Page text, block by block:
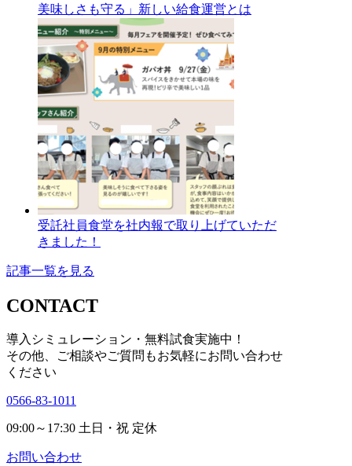
美味しさも守る」新しい給食運営とは
受託社員食堂を社内報で取り上げていただ
きました！
記事一覧を見る
CONTACT
導入シミュレーション・無料試食実施中！
その他、ご相談やご質問もお気軽にお問い合わせ
ください
0566-83-1011
09:00～17:30 土日・祝 定休
お問い合わせ